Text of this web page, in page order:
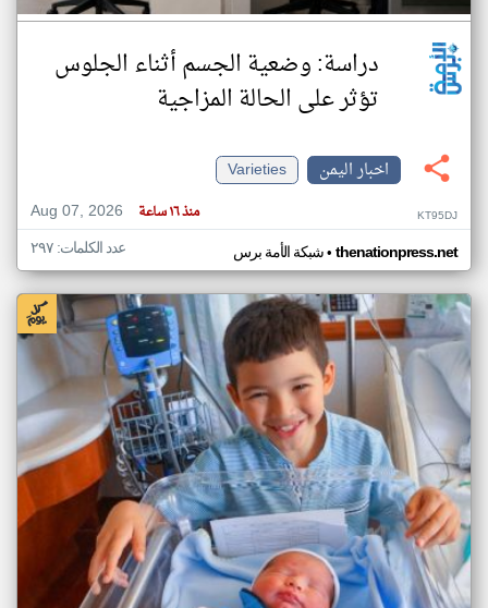
دراسة: وضعية الجسم أثناء الجلوس
تؤثر على الحالة المزاجية
اخبار اليمن
Varieties
Aug 07, 2026
منذ ١٦ ساعة KT95DJ
شبكة الأمة برس• thenationpress.net عدد الكلمات: ٢٩٧